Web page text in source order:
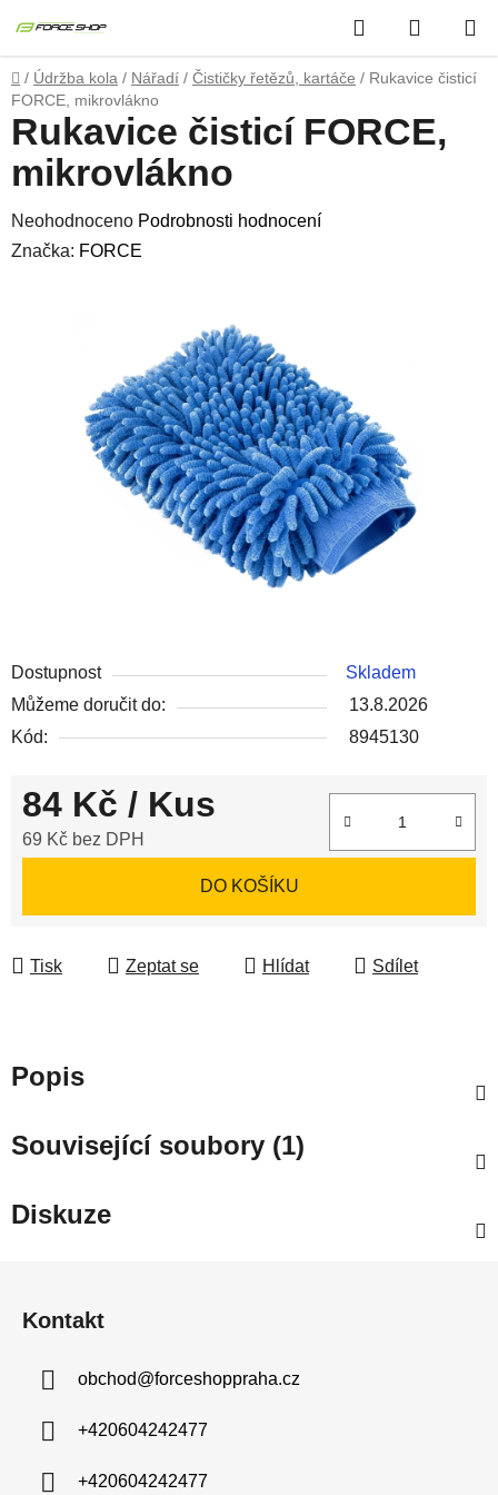
na
obsah
Hledat
KOŠÍK
Domů
/ Údržba kola / Nářadí / Čističky řetězů, kartáče / Rukavice čisticí
FORCE, mikrovlákno
Dostupnost
Skladem
Můžeme doručit do:
13.8.2026
Kód:
8945130
84 Kč / Kus
69 Kč bez DPH
DO KOŠÍKU
Tisk Zeptat se Hlídat Sdílet
Rukavice čisticí FORCE,
mikrovlákno
Průměrné
hodnocení
hvězdiček.
Neohodnoceno Podrobnosti hodnocení
Značka: FORCE
Popis
Související soubory (1)
Diskuze
Kontakt
obchod@forceshoppraha.cz
+420604242477
+420604242477